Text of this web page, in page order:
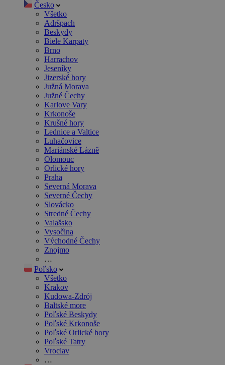
Česko
Všetko
Adršpach
Beskydy
Biele Karpaty
Brno
Harrachov
Jeseníky
Jizerské hory
Južná Morava
Južné Čechy
Karlove Vary
Krkonoše
Krušné hory
Lednice a Valtice
Luhačovice
Mariánské Lázně
Olomouc
Orlické hory
Praha
Severná Morava
Severné Čechy
Slovácko
Stredné Čechy
Valašsko
Vysočina
Východné Čechy
Znojmo
…
Poľsko
Všetko
Krakov
Kudowa-Zdrój
Baltské more
Poľské Beskydy
Poľské Krkonoše
Poľské Orlické hory
Poľské Tatry
Vroclav
…